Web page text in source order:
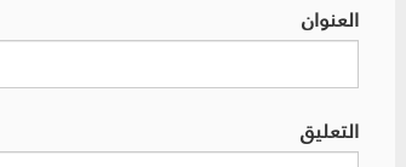
العنوان
التعليق